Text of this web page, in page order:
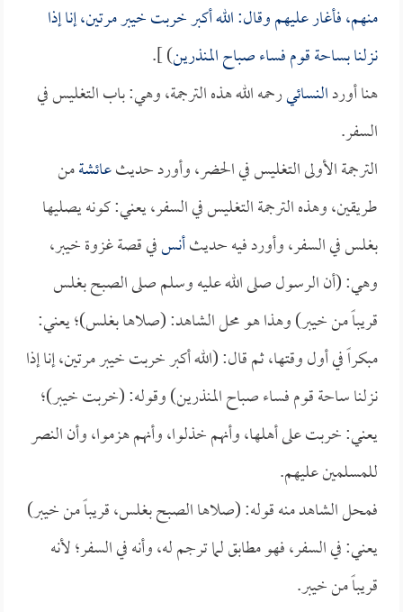
منهم، فأغار عليهم وقال: الله أكبر خربت خيبر مرتين، إنا إذا
نزلنا بساحة قوم فساء صباح المنذرين) ].
هنا أوردالنسائيرحمه الله هذه الترجمة، وهي: باب التغليس في
السفر.
الترجمة الأولى التغليس في الحضر، وأورد حديثعائشةمن
طريقين، وهذه الترجمة التغليس في السفر، يعني: كونه يصليها
بغلس في السفر، وأورد فيه حديثأنسفي قصة غزوة خيبر،
وهي: (أن الرسول صلى الله عليه وسلم صلى الصبح بغلس
قريباً من خيبر) وهذا هو محل الشاهد: (صلاها بغلس)؛ يعني:
مبكراً في أول وقتها، ثم قال: (الله أكبر خربت خيبر مرتين، إنا إذا
نزلنا ساحة قوم فساء صباح المنذرين) وقوله: (خربت خيبر)؛
يعني: خربت على أهلها، وأنهم خذلوا، وأنهم هزموا، وأن النصر
للمسلمين عليهم.
فمحل الشاهد منه قوله: (صلاها الصبح بغلس، قريباً من خيبر)
يعني: في السفر، فهو مطابق لما ترجم له، وأنه في السفر؛ لأنه
قريباً من خيبر.